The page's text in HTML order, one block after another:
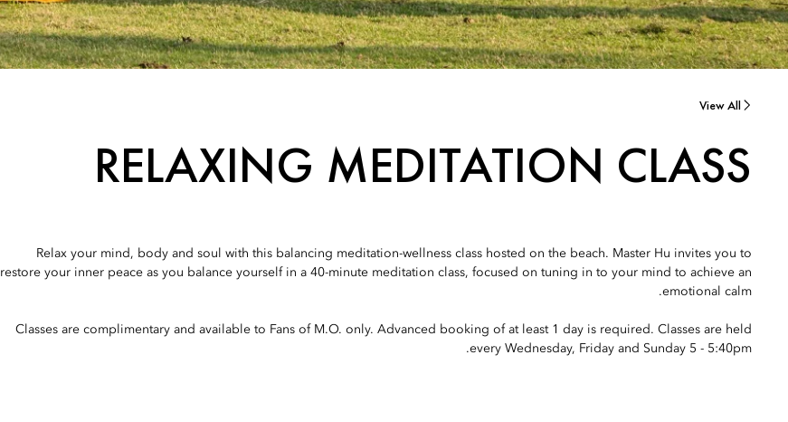
View All
RELAXING MEDITATION CLASS
Relax your mind, body and soul with this balancing meditation-wellness class hosted on the beach. Master Hu invites you to
restore your inner peace as you balance yourself in a 40-minute meditation class, focused on tuning in to your mind to achieve an
emotional calm.
Classes are complimentary and available to Fans of M.O. only. Advanced booking of at least 1 day is required. Classes are held
every Wednesday, Friday and Sunday 5 - 5:40pm.